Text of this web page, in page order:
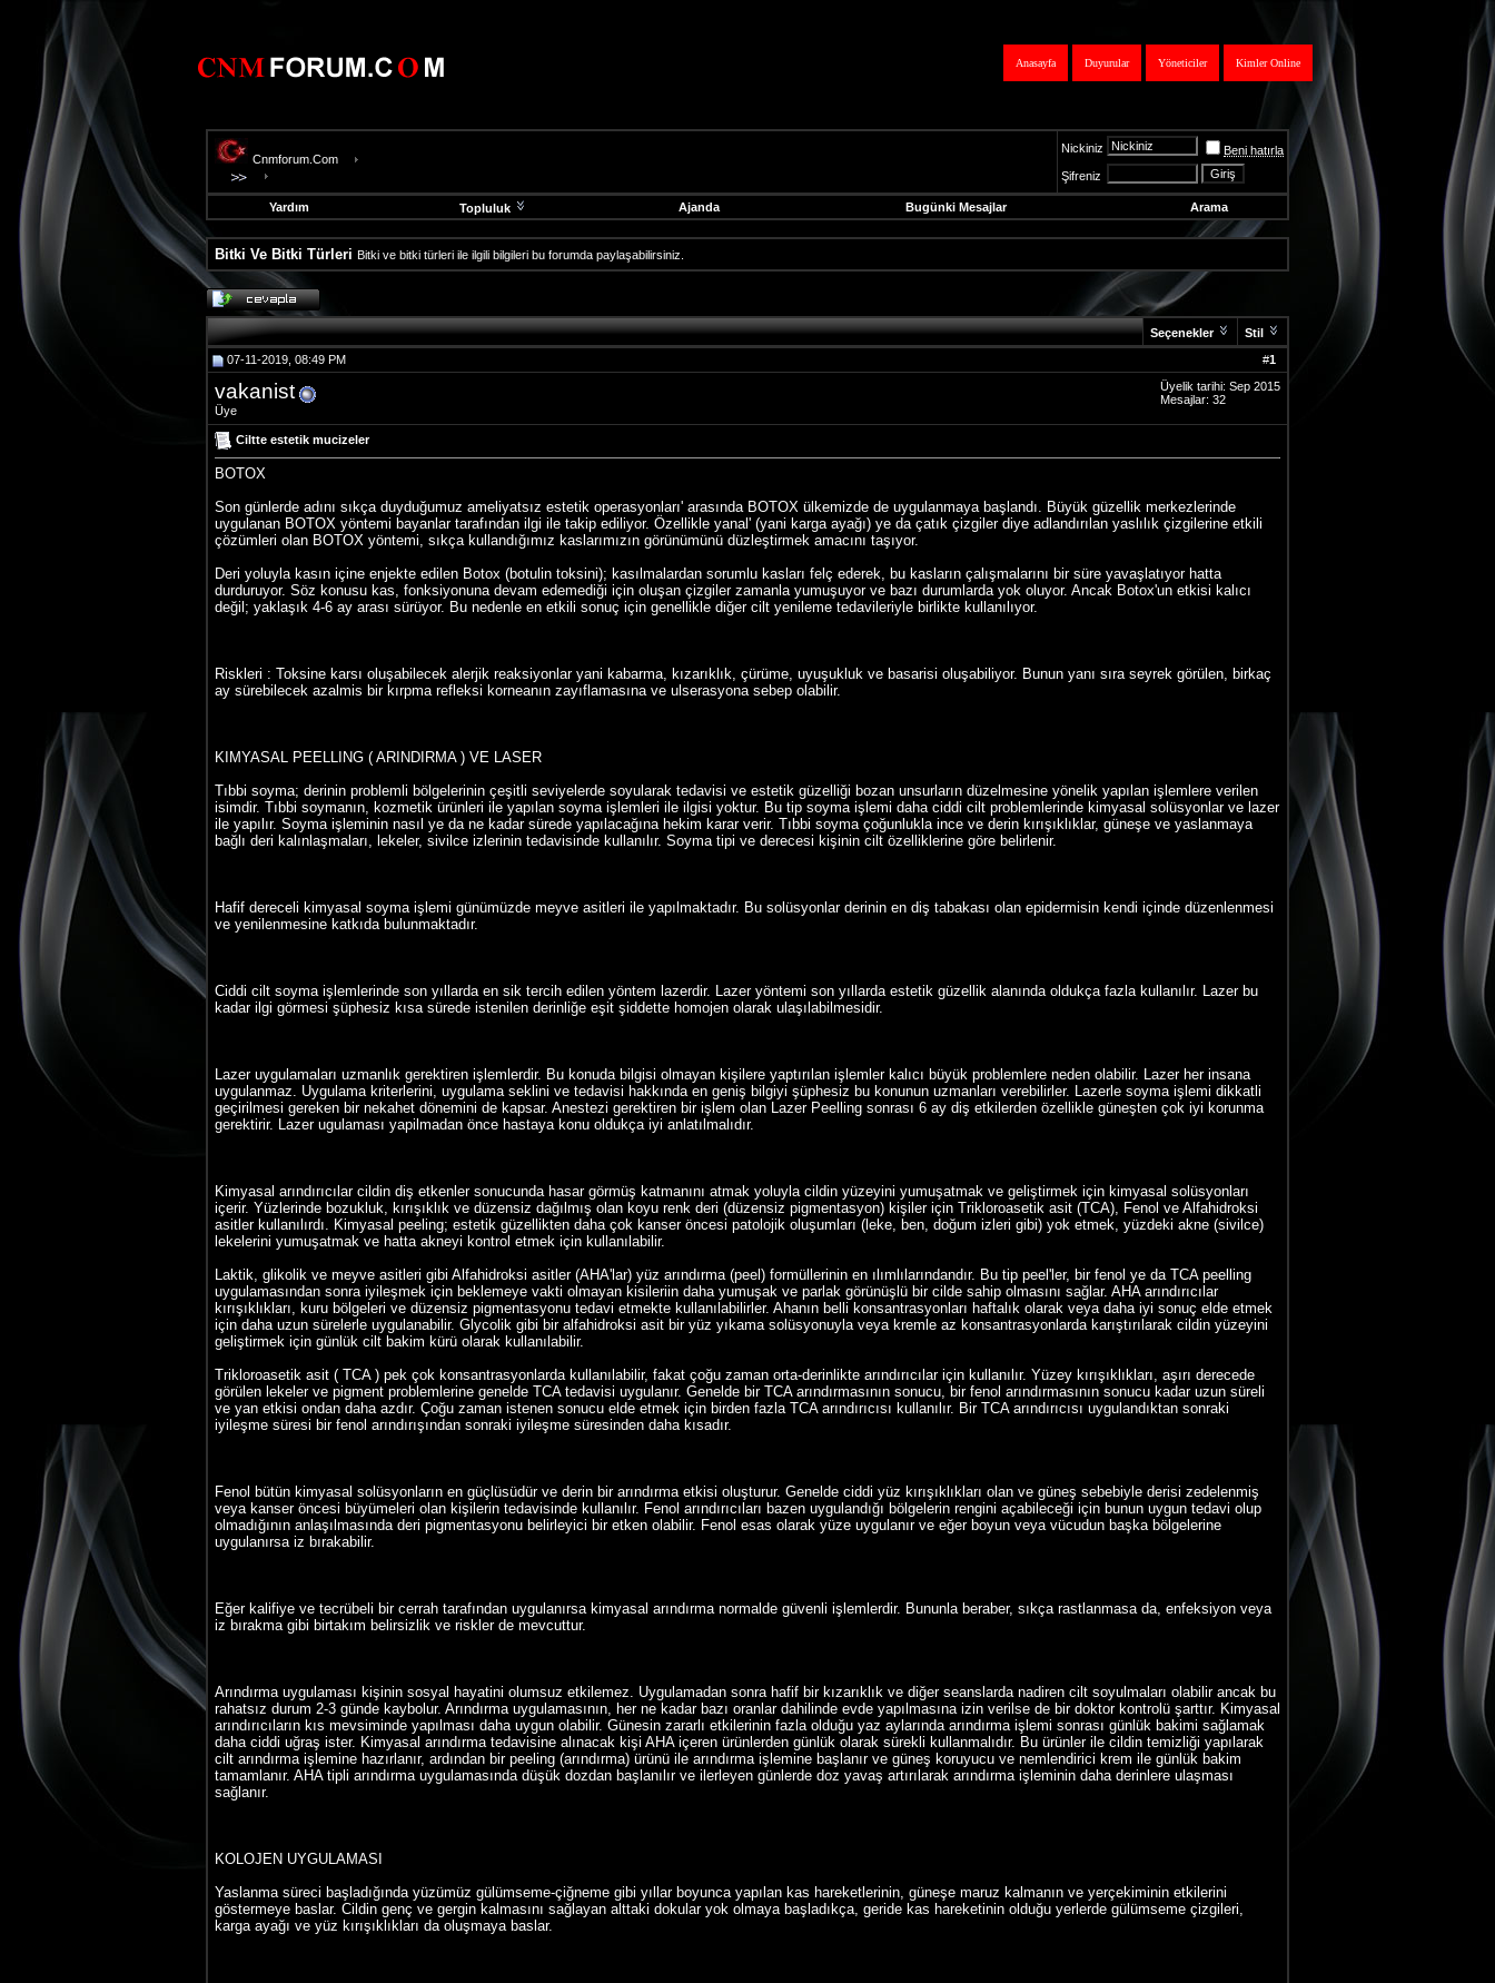
Kimler Online
Yöneticiler
Duyurular
Anasayfa
Cnmforum.Com
Nickiniz
Beni hatırla
Şifreniz
Yardım Topluluk Ajanda Bugünki Mesajlar Arama
Bitki Ve Bitki Türleri Bitki ve bitki türleri ile ilgili bilgileri bu forumda paylaşabilirsiniz.
evooli
fethiye
escort
gaziantep
escort
gaziantep
escort
Seçenekler
Stil
#1
07-11-2019, 08:49 PM
vakanist
Üye
Üyelik tarihi: Sep 2015
Mesajlar: 32
Ciltte estetik mucizeler
BOTOX
Son günlerde adını sıkça duyduğumuz ameliyatsız estetik operasyonları' arasında BOTOX ülkemizde de uygulanmaya başlandı. Büyük güzellik merkezlerinde
uygulanan BOTOX yöntemi bayanlar tarafından ilgi ile takip ediliyor. Özellikle yanal' (yani karga ayağı) ye da çatık çizgiler diye adlandırılan yaslılık çizgilerine etkili
çözümleri olan BOTOX yöntemi, sıkça kullandığımız kaslarımızın görünümünü düzleştirmek amacını taşıyor.
Deri yoluyla kasın içine enjekte edilen Botox (botulin toksini); kasılmalardan sorumlu kasları felç ederek, bu kasların çalışmalarını bir süre yavaşlatıyor hatta
durduruyor. Söz konusu kas, fonksiyonuna devam edemediği için oluşan çizgiler zamanla yumuşuyor ve bazı durumlarda yok oluyor. Ancak Botox'un etkisi kalıcı
değil; yaklaşık 4-6 ay arası sürüyor. Bu nedenle en etkili sonuç için genellikle diğer cilt yenileme tedavileriyle birlikte kullanılıyor.
Riskleri : Toksine karsı oluşabilecek alerjik reaksiyonlar yani kabarma, kızarıklık, çürüme, uyuşukluk ve basarisi oluşabiliyor. Bunun yanı sıra seyrek görülen, birkaç
ay sürebilecek azalmis bir kırpma refleksi korneanın zayıflamasına ve ulserasyona sebep olabilir.
KIMYASAL PEELLING ( ARINDIRMA ) VE LASER
Tıbbi soyma; derinin problemli bölgelerinin çeşitli seviyelerde soyularak tedavisi ve estetik güzelliği bozan unsurların düzelmesine yönelik yapılan işlemlere verilen
isimdir. Tıbbi soymanın, kozmetik ürünleri ile yapılan soyma işlemleri ile ilgisi yoktur. Bu tip soyma işlemi daha ciddi cilt problemlerinde kimyasal solüsyonlar ve lazer
ile yapılır. Soyma işleminin nasıl ye da ne kadar sürede yapılacağına hekim karar verir. Tıbbi soyma çoğunlukla ince ve derin kırışıklıklar, güneşe ve yaslanmaya
bağlı deri kalınlaşmaları, lekeler, sivilce izlerinin tedavisinde kullanılır. Soyma tipi ve derecesi kişinin cilt özelliklerine göre belirlenir.
Hafif dereceli kimyasal soyma işlemi günümüzde meyve asitleri ile yapılmaktadır. Bu solüsyonlar derinin en diş tabakası olan epidermisin kendi içinde düzenlenmesi
ve yenilenmesine katkıda bulunmaktadır.
Ciddi cilt soyma işlemlerinde son yıllarda en sik tercih edilen yöntem lazerdir. Lazer yöntemi son yıllarda estetik güzellik alanında oldukça fazla kullanılır. Lazer bu
kadar ilgi görmesi şüphesiz kısa sürede istenilen derinliğe eşit şiddette homojen olarak ulaşılabilmesidir.
Lazer uygulamaları uzmanlık gerektiren işlemlerdir. Bu konuda bilgisi olmayan kişilere yaptırılan işlemler kalıcı büyük problemlere neden olabilir. Lazer her insana
uygulanmaz. Uygulama kriterlerini, uygulama seklini ve tedavisi hakkında en geniş bilgiyi şüphesiz bu konunun uzmanları verebilirler. Lazerle soyma işlemi dikkatli
geçirilmesi gereken bir nekahet dönemini de kapsar. Anestezi gerektiren bir işlem olan Lazer Peelling sonrası 6 ay diş etkilerden özellikle güneşten çok iyi korunma
gerektirir. Lazer ugulaması yapilmadan önce hastaya konu oldukça iyi anlatılmalıdır.
Kimyasal arındırıcılar cildin diş etkenler sonucunda hasar görmüş katmanını atmak yoluyla cildin yüzeyini yumuşatmak ve geliştirmek için kimyasal solüsyonları
içerir. Yüzlerinde bozukluk, kırışıklık ve düzensiz dağılmış olan koyu renk deri (düzensiz pigmentasyon) kişiler için Trikloroasetik asit (TCA), Fenol ve Alfahidroksi
asitler kullanılırdı. Kimyasal peeling; estetik güzellikten daha çok kanser öncesi patolojik oluşumları (leke, ben, doğum izleri gibi) yok etmek, yüzdeki akne (sivilce)
lekelerini yumuşatmak ve hatta akneyi kontrol etmek için kullanılabilir.
Laktik, glikolik ve meyve asitleri gibi Alfahidroksi asitler (AHA'lar) yüz arındırma (peel) formüllerinin en ılımlılarındandır. Bu tip peel'ler, bir fenol ye da TCA peelling
uygulamasından sonra iyileşmek için beklemeye vakti olmayan kisileriin daha yumuşak ve parlak görünüşlü bir cilde sahip olmasını sağlar. AHA arındırıcılar
kırışıklıkları, kuru bölgeleri ve düzensiz pigmentasyonu tedavi etmekte kullanılabilirler. Ahanın belli konsantrasyonları haftalık olarak veya daha iyi sonuç elde etmek
için daha uzun sürelerle uygulanabilir. Glycolik gibi bir alfahidroksi asit bir yüz yıkama solüsyonuyla veya kremle az konsantrasyonlarda karıştırılarak cildin yüzeyini
geliştirmek için günlük cilt bakim kürü olarak kullanılabilir.
Trikloroasetik asit ( TCA ) pek çok konsantrasyonlarda kullanılabilir, fakat çoğu zaman orta-derinlikte arındırıcılar için kullanılır. Yüzey kırışıklıkları, aşırı derecede
görülen lekeler ve pigment problemlerine genelde TCA tedavisi uygulanır. Genelde bir TCA arındırmasının sonucu, bir fenol arındırmasının sonucu kadar uzun süreli
ve yan etkisi ondan daha azdır. Çoğu zaman istenen sonucu elde etmek için birden fazla TCA arındırıcısı kullanılır. Bir TCA arındırıcısı uygulandıktan sonraki
iyileşme süresi bir fenol arındırışından sonraki iyileşme süresinden daha kısadır.
Fenol bütün kimyasal solüsyonların en güçlüsüdür ve derin bir arındırma etkisi oluşturur. Genelde ciddi yüz kırışıklıkları olan ve güneş sebebiyle derisi zedelenmiş
veya kanser öncesi büyümeleri olan kişilerin tedavisinde kullanılır. Fenol arındırıcıları bazen uygulandığı bölgelerin rengini açabileceği için bunun uygun tedavi olup
olmadığının anlaşılmasında deri pigmentasyonu belirleyici bir etken olabilir. Fenol esas olarak yüze uygulanır ve eğer boyun veya vücudun başka bölgelerine
uygulanırsa iz bırakabilir.
Eğer kalifiye ve tecrübeli bir cerrah tarafından uygulanırsa kimyasal arındırma normalde güvenli işlemlerdir. Bununla beraber, sıkça rastlanmasa da, enfeksiyon veya
iz bırakma gibi birtakım belirsizlik ve riskler de mevcuttur.
Arındırma uygulaması kişinin sosyal hayatini olumsuz etkilemez. Uygulamadan sonra hafif bir kızarıklık ve diğer seanslarda nadiren cilt soyulmaları olabilir ancak bu
rahatsız durum 2-3 günde kaybolur. Arındırma uygulamasının, her ne kadar bazı oranlar dahilinde evde yapılmasına izin verilse de bir doktor kontrolü şarttır. Kimyasal
arındırıcıların kıs mevsiminde yapılması daha uygun olabilir. Günesin zararlı etkilerinin fazla olduğu yaz aylarında arındırma işlemi sonrası günlük bakimi sağlamak
daha ciddi uğraş ister. Kimyasal arındırma tedavisine alınacak kişi AHA içeren ürünlerden günlük olarak sürekli kullanmalıdır. Bu ürünler ile cildin temizliği yapılarak
cilt arındırma işlemine hazırlanır, ardından bir peeling (arındırma) ürünü ile arındırma işlemine başlanır ve güneş koruyucu ve nemlendirici krem ile günlük bakim
tamamlanır. AHA tipli arındırma uygulamasında düşük dozdan başlanılır ve ilerleyen günlerde doz yavaş artırılarak arındırma işleminin daha derinlere ulaşması
sağlanır.
KOLOJEN UYGULAMASI
Yaslanma süreci başladığında yüzümüz gülümseme-çiğneme gibi yıllar boyunca yapılan kas hareketlerinin, güneşe maruz kalmanın ve yerçekiminin etkilerini
göstermeye baslar. Cildin genç ve gergin kalmasını sağlayan alttaki dokular yok olmaya başladıkça, geride kas hareketinin olduğu yerlerde gülümseme çizgileri,
karga ayağı ve yüz kırışıklıkları da oluşmaya baslar.